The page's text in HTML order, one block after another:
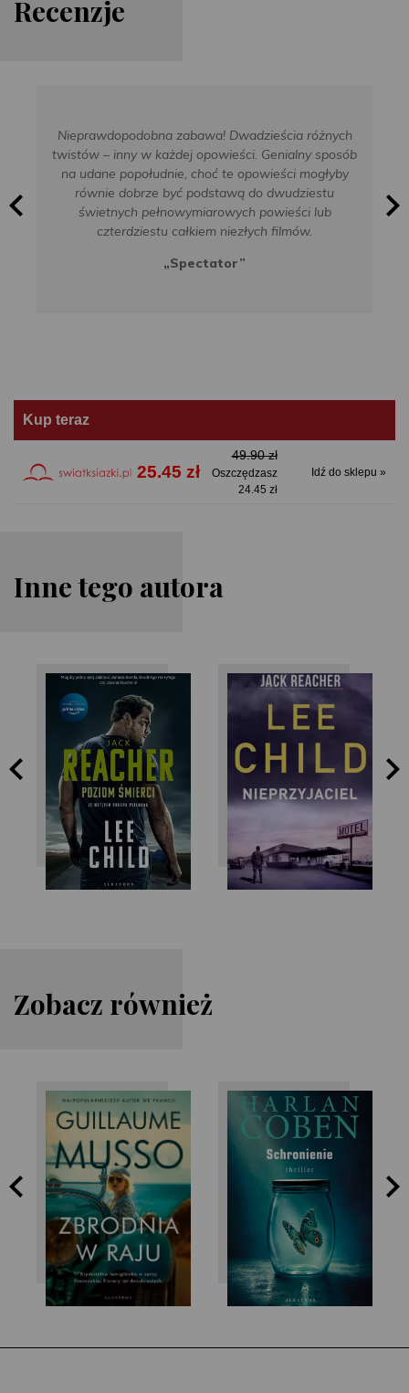
Recenzje
Nieprawdopodobna zabawa! Dwadzieścia różnych
twistów – inny w każdej opowieści. Genialny sposób
na udane popołudnie, choć te opowieści mogłyby
równie dobrze być podstawą do dwudziestu
świetnych pełnowymiarowych powieści lub
czterdziestu całkiem niezłych filmów.
„Spectator”
Kup teraz
25.45 zł
49.90 zł
Oszczędzasz
24.45 zł
Idź do sklepu »
Inne tego autora
Lee Child Lee Child
Zobacz również
Guillaume Musso Harlan Coben